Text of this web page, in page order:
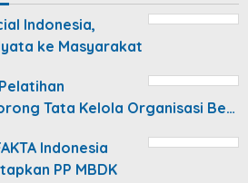
Indonesia,
ke Masyarakat
Tata Kelola Organisasi Be…
Indonesia
PP MBDK